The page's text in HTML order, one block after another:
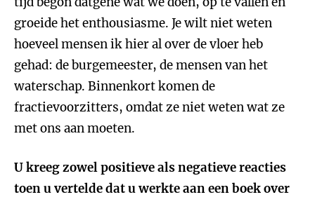
groeide het enthousiasme. Je wilt niet weten
hoeveel mensen ik hier al over de vloer heb
gehad: de burgemeester, de mensen van het
waterschap. Binnenkort komen de
fractievoorzitters, omdat ze niet weten wat ze
met ons aan moeten.
U kreeg zowel positieve als negatieve reacties
toen u vertelde dat u werkte aan een boek over